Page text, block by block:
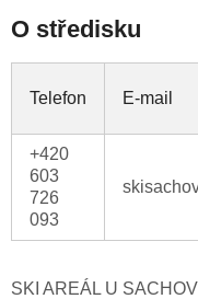
O středisku
Telefon E-mail
+420
603
726
093
SKI AREÁL U